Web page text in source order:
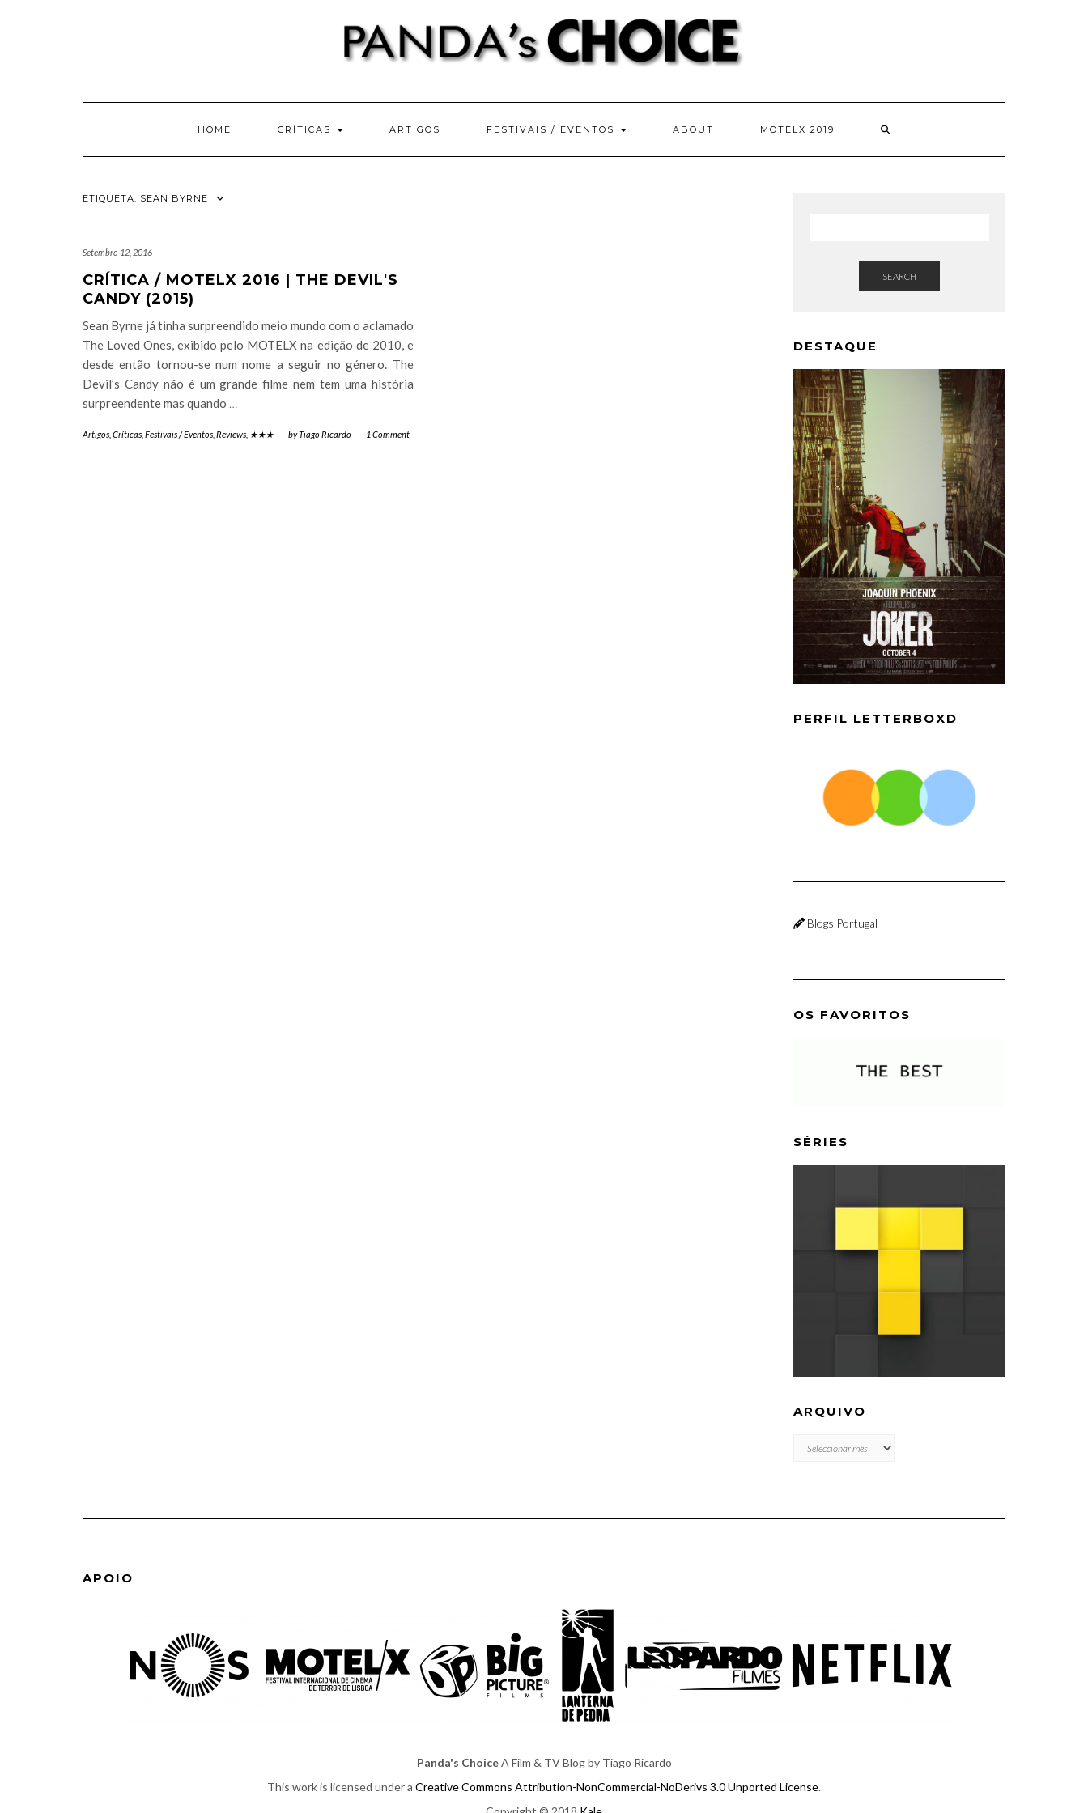
HOME CRÍTICAS ARTIGOS FESTIVAIS / EVENTOS ABOUT MOTELX 2019
ETIQUETA: SEAN BYRNE
Setembro 12, 2016
CRÍTICA / MOTELX 2016 | THE DEVIL'S
CANDY (2015)
Sean Byrne já tinha surpreendido meio mundo com o aclamado
The Loved Ones, exibido pelo MOTELX na edição de 2010, e
desde então tornou-se num nome a seguir no género. The
Devil’s Candy não é um grande filme nem tem uma história
surpreendente mas quando …
Artigos Críticas Festivais / Eventos Reviews ★★★ - byTiago Ricardo - 1 Comment
SEARCH
DESTAQUE
PERFIL LETTERBOXD
Blogs Portugal
OS FAVORITOS
SÉRIES
ARQUIVO
ARQUIVO
APOIO
Panda's ChoiceA Film & TV Blog by Tiago Ricardo
This work is licensed under a Creative Commons Attribution-NonCommercial-NoDerivs 3.0 Unported License.